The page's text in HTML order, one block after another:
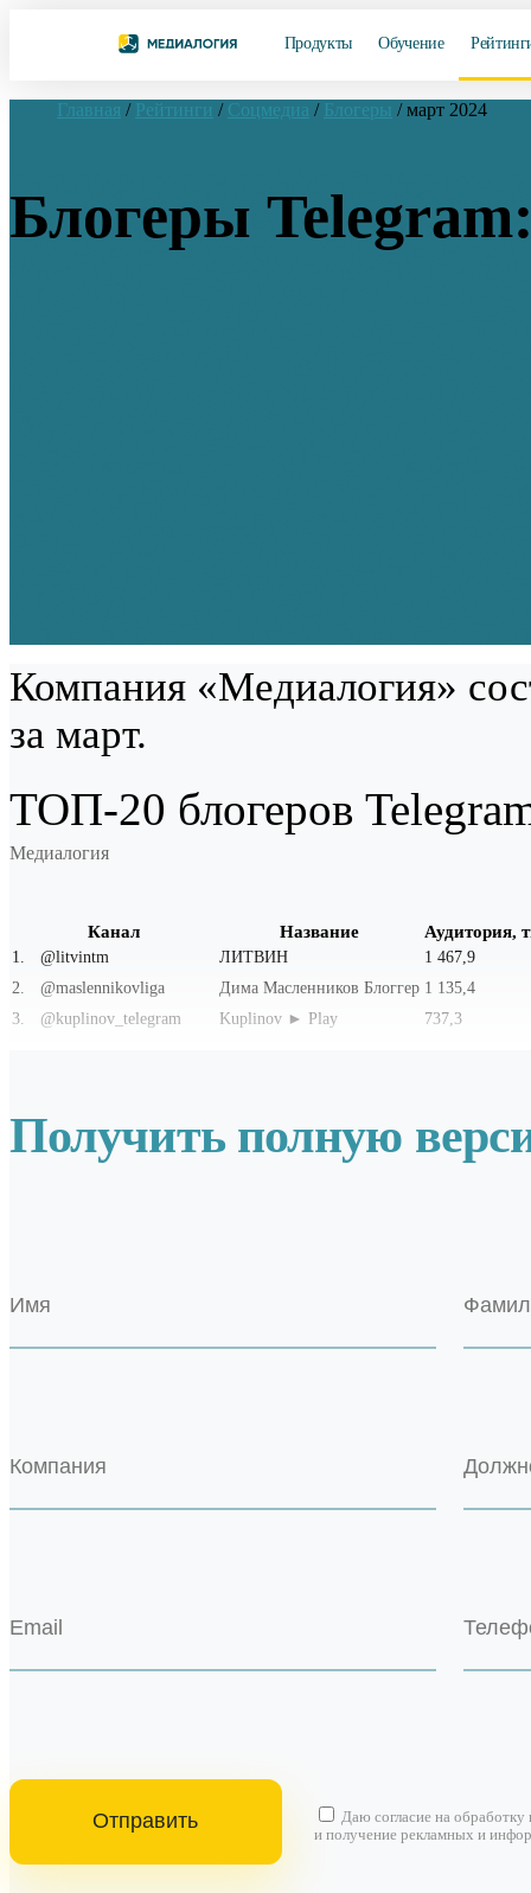
Продукты Обучение
Главная / Рейтинги / Соцмедиа / Блогеры / март 2024
Блогеры
Компания «Медиалогия»
за март.
ТОП-20 блогеров
Медиалогия
Канал Название Аудитория,
1 @litvintm ЛИТВИН
1 467,9
2
@maslennikovliga Дима Масленников Блоггер 1 135,4
3
@kuplinov_telegram Kuplinov ► Play 737,3
Получить полную
Даю согласие на обработку
и получение рекламных и